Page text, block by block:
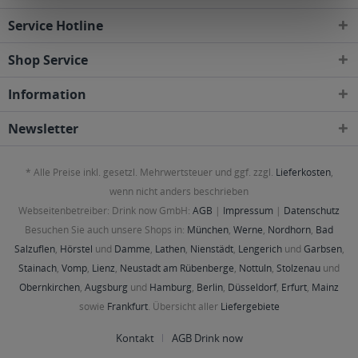
Service Hotline
Shop Service
Information
Newsletter
* Alle Preise inkl. gesetzl. Mehrwertsteuer und ggf. zzgl. Lieferkosten,
wenn nicht anders beschrieben
Webseitenbetreiber: Drink now GmbH: AGB | Impressum | Datenschutz
Besuchen Sie auch unsere Shops in: München, Werne, Nordhorn, Bad
Salzuflen, Hörstel und Damme, Lathen, Nienstädt, Lengerichund Garbsen,
Stainach, Vomp, Lienz, Neustadt am Rübenberge, Nottuln, Stolzenau und
Obernkirchen, Augsburg und Hamburg, Berlin, Düsseldorf, Erfurt, Mainz
sowie Frankfurt. Übersicht aller Liefergebiete
Kontakt AGB Drink now